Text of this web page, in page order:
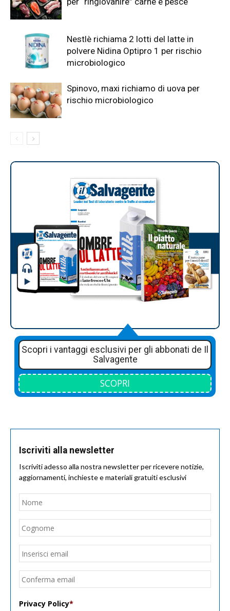
Nestlè richiama 2 lotti del latte in
polvere Nidina Optipro 1 per rischio
microbiologico
Spinovo, maxi richiamo di uova per
rischio microbiologico
Scopri i vantaggi esclusivi per gli abbonati de Il
Salvagente
SCOPRI
Iscriviti alla newsletter
Iscriviti adesso alla nostra newsletter per ricevere notizie,
aggiornamenti, inchieste e materiali gratuiti esclusivi
Nome
Email
Privacy Policy*